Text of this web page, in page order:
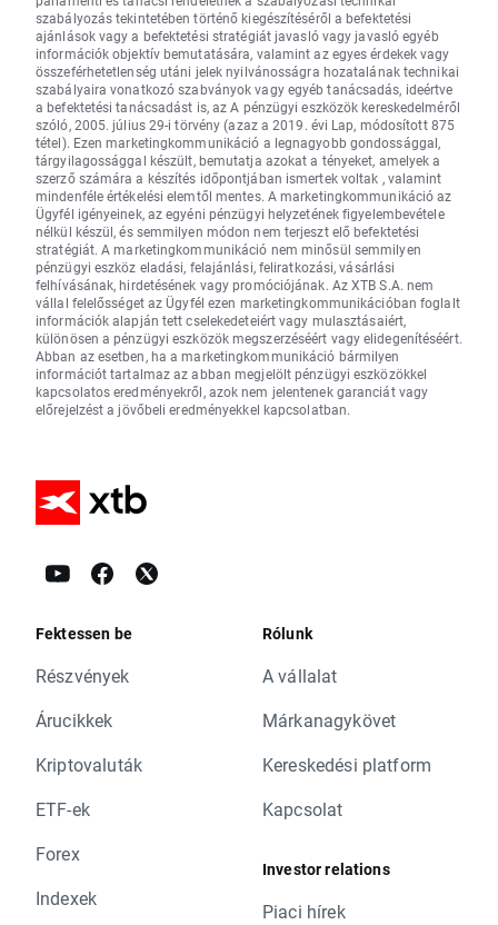
szabályozás tekintetében történő kiegészítéséről a befektetési
ajánlások vagy a befektetési stratégiát javasló vagy javasló egyéb
információk objektív bemutatására, valamint az egyes érdekek vagy
összeférhetetlenség utáni jelek nyilvánosságra hozatalának technikai
szabályaira vonatkozó szabványok vagy egyéb tanácsadás, ideértve
a befektetési tanácsadást is, az A pénzügyi eszközök kereskedelméről
szóló, 2005. július 29-i törvény (azaz a 2019. évi Lap, módosított 875
tétel). Ezen marketingkommunikáció a legnagyobb gondossággal,
tárgyilagossággal készült, bemutatja azokat a tényeket, amelyek a
szerző számára a készítés időpontjában ismertek voltak , valamint
mindenféle értékelési elemtől mentes. A marketingkommunikáció az
Ügyfél igényeinek, az egyéni pénzügyi helyzetének figyelembevétele
nélkül készül, és semmilyen módon nem terjeszt elő befektetési
stratégiát. A marketingkommunikáció nem minősül semmilyen
pénzügyi eszköz eladási, felajánlási, feliratkozási, vásárlási
felhívásának, hirdetésének vagy promóciójának. Az XTB S.A. nem
vállal felelősséget az Ügyfél ezen marketingkommunikációban foglalt
információk alapján tett cselekedeteiért vagy mulasztásaiért,
különösen a pénzügyi eszközök megszerzéséért vagy elidegenítéséért.
Abban az esetben, ha a marketingkommunikáció bármilyen
információt tartalmaz az abban megjelölt pénzügyi eszközökkel
kapcsolatos eredményekről, azok nem jelentenek garanciát vagy
előrejelzést a jövőbeli eredményekkel kapcsolatban.
Fektessen be
Részvények
Árucikkek
Kriptovaluták
ETF-ek
Forex
Indexek
Rólunk
A vállalat
Márkanagykövet
Kereskedési platform
Kapcsolat
Investor relations
Piaci hírek